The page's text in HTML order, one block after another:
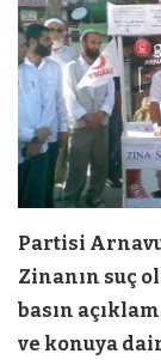
Partisi
Zinanın suç
basın
ve konuya